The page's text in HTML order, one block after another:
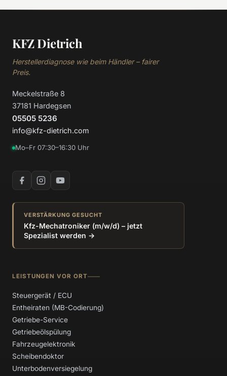
KFZ Dietrich
Herstellerdiagnose wie beim Händler – fairer
Preis.
Meckelstraße 8
37181 Hardegsen
05505 5236
info@kfz-dietrich.com
Mo–Fr 07:30–16:30 Uhr
VERSTÄRKUNG GESUCHT
Kfz-Mechatroniker (m/w/d) – jetzt
Spezialist werden →
LEISTUNGEN VOR ORT
Steuergerät / ECU
Entheiraten (MB-Codierung)
Getriebe-Service
Getriebeölspülung
Fahrzeugelektronik
Scheibendoktor
Unterbodenversiegelung